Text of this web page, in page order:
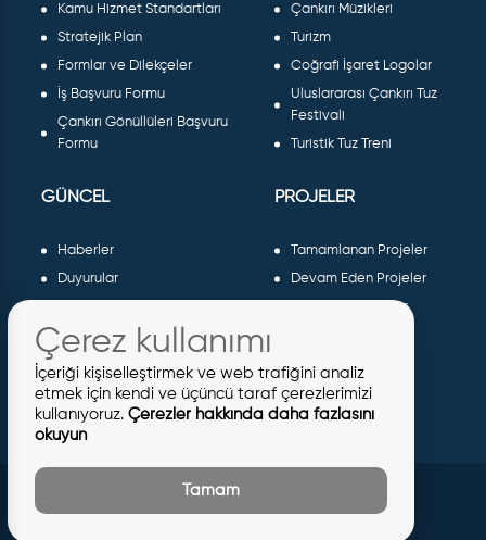
Kamu Hizmet Standartları
Stratejik Plan
Formlar ve Dilekçeler
İş Başvuru Formu
Çankırı Gönüllüleri Başvuru
Formu
Çankırı Müzikleri
Turizm
Coğrafi İşaret Logolar
Uluslararası Çankırı Tuz
Festivali
Turistik Tuz Treni
GÜNCEL
Haberler
Duyurular
Galeri
Etkinlikler
Meclis Kararları
İhaleler
PROJELER
Tamamlanan Projeler
Devam Eden Projeler
Planlanan Projeler
Sosyal Projeler
Çerez kullanımı
İçeriği kişiselleştirmek ve web trafiğini analiz
etmek için kendi ve üçüncü taraf çerezlerimizi
kullanıyoruz. Çerezler hakkında daha fazlasını
okuyun
Tamam